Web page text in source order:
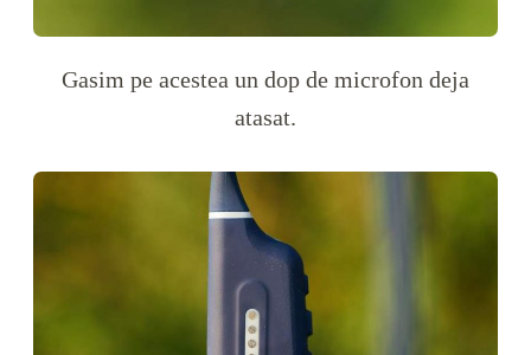
Gasim pe acestea un dop de microfon deja
atasat.